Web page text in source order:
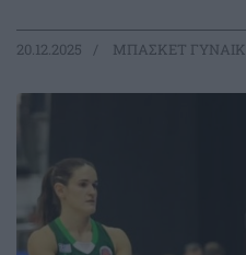
20.12.2025 ΜΠΑΣΚΕΤ